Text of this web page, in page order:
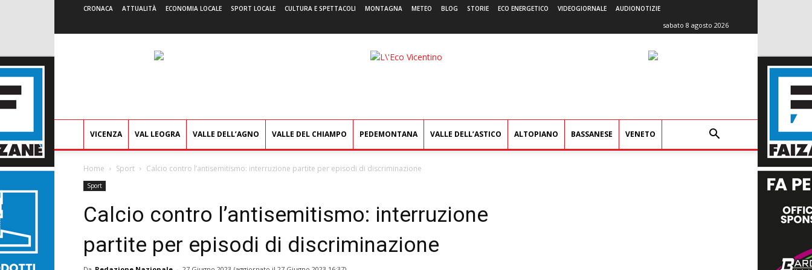
CRONACA ATTUALITÀ ECONOMIA LOCALE SPORT LOCALE CULTURA E SPETTACOLI MONTAGNA METEO BLOG STORIE ECO ENERGETICO VIDEOGIORNALE AUDIONOTIZIE
sabato 8 agosto 2026
L'Eco
VICENZA VAL LEOGRA VALLE DELL’AGNO VALLE DEL CHIAMPO PEDEMONTANA VALLE DELL’ASTICO ALTOPIANO BASSANESE VENETO
Home Sport Calcio contro l’antisemitismo: interruzione partite per episodi di discriminazione
Sport
Calcio contro l’antisemitismo: interruzione
partite per episodi di discriminazione